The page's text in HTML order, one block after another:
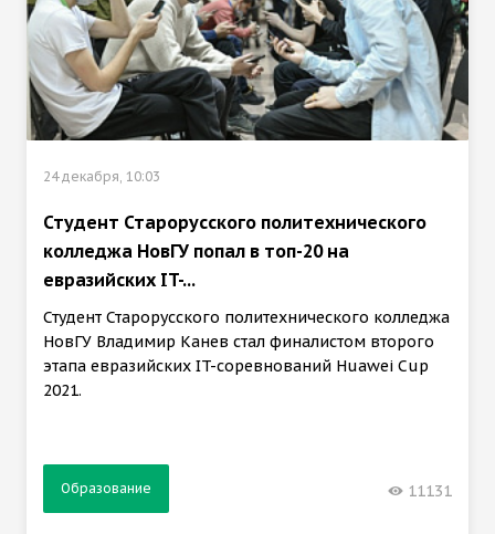
24 декабря, 10:03
Студент Старорусского политехнического
колледжа НовГУ попал в топ-20 на
евразийских IT-...
Студент Старорусского политехнического колледжа
НовГУ Владимир Канев стал финалистом второго
этапа евразийских IT-соревнований Huawei Cup
2021.
Образование 11131